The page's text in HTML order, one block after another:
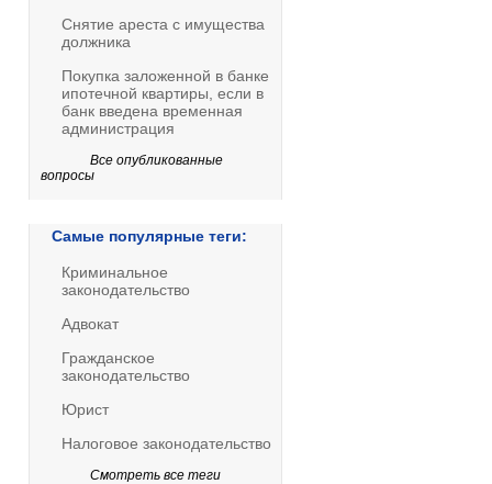
Снятие ареста с имущества
должника
Покупка заложенной в банке
ипотечной квартиры, если в
банк введена временная
администрация
Все опубликованные
вопросы
Самые популярные теги:
Криминальное
законодательство
Адвокат
Гражданское
законодательство
Юрист
Налоговое законодательство
Смотреть все теги